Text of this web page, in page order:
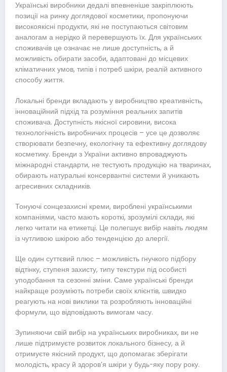
Українські виробники дедалі впевненіше закріплюють
позиції на ринку доглядової косметики, пропонуючи
високоякісні продукти, які не поступаються світовим
аналогам а нерідко й перевершують їх. Для українських
споживачів це означає не лише доступність, а й
можливість обирати засоби, адаптовані до місцевих
кліматичних умов, типів і потреб шкіри, реалій активного
способу життя.
Локальні бренди вкладають у виробництво креативність,
інноваційний підхід та розуміння реальних запитів
споживача. Доступність якісної сировини, висока
технологічність виробничих процесів – усе це дозволяє
створювати безпечну, екологічну та ефективну доглядову
косметику. Бренди з України активно впроваджують
міжнародні стандарти, не тестують продукцію на тваринах,
обирають натуральні консервантні системи й уникають
агресивних складників.
Тонуючі сонцезахисні креми, вироблені українськими
компаніями, часто мають короткі, зрозумілі склади, які
легко читати на етикетці. Це полегшує вибір навіть людям
із чутливою шкірою або тенденцією до алергії.
Ще один суттєвий плюс – можливість гнучкого підбору
відтінку, ступеня захисту, типу текстури під особисті
уподобання та сезонні зміни. Саме українські бренди
найкраще розуміють потреби своїх клієнтів, швидко
реагують на нові виклики та розробляють інноваційні
формули, що відповідають вимогам часу.
Зупиняючи свій вибір на українських виробниках, ви не
лише підтримуєте розвиток локального бізнесу, а й
отримуєте якісний продукт, що допомагає зберігати
молодість, красу й здоровʼя шкіри у будь-яку пору року.